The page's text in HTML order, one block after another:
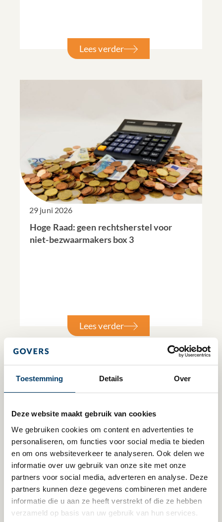
Toestemming Details Over
Deze website maakt gebruik van cookies
We gebruiken cookies om content en advertenties te
personaliseren, om functies voor social media te bieden
en om ons websiteverkeer te analyseren. Ook delen we
informatie over uw gebruik van onze site met onze
partners voor social media, adverteren en analyse. Deze
partners kunnen deze gegevens combineren met andere
informatie die u aan ze heeft verstrekt of die ze hebben
verzameld op basis van uw gebruik van hun services.
Lees verder
29 juni 2026
Hoge Raad: geen rechtsherstel voor
niet-bezwaarmakers box 3
Lees verder
29 juni 2026
Evaluatie van de WKR door SEO